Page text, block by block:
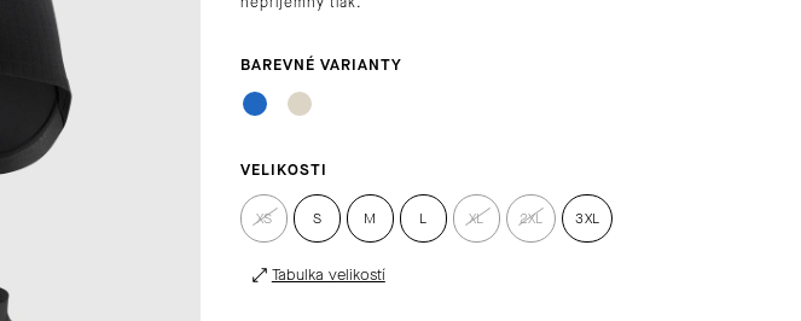
VELIKOSTI
XS S M L XL 2XL 3XL
Tabulka velikostí